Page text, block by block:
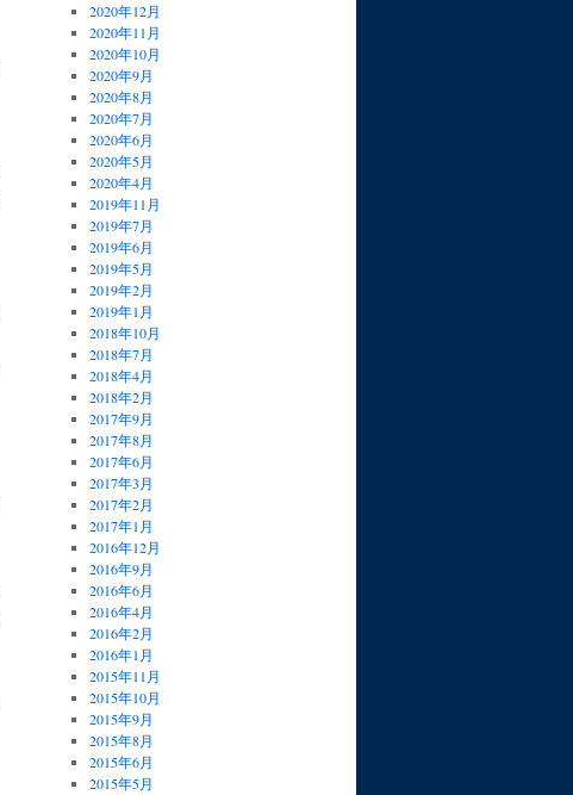
2020年12月
2020年11月
2020年10月
2020年9月
2020年8月
2020年7月
2020年6月
2020年5月
2020年4月
2019年11月
2019年7月
2019年6月
2019年5月
2019年2月
2019年1月
2018年10月
2018年7月
2018年4月
2018年2月
2017年9月
2017年8月
2017年6月
2017年3月
2017年2月
2017年1月
2016年12月
2016年9月
2016年6月
2016年4月
2016年2月
2016年1月
2015年11月
2015年10月
2015年9月
2015年8月
2015年6月
2015年5月